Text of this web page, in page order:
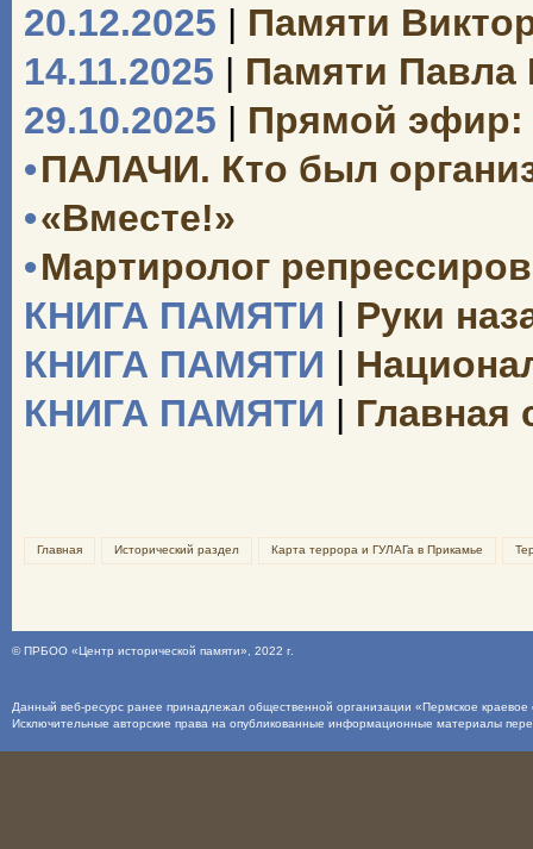
20.12.2025 | Памяти
14.11.2025 | Памяти Павла
29.10.2025 | Прямой эфир:
•ПАЛАЧИ. Кто был
•«Вместе!»
•Мартиролог
КНИГА ПАМЯТИ | Руки
КНИГА ПАМЯТИ |
КНИГА ПАМЯТИ | Главная
Главная Исторический раздел Карта террора и ГУЛАГа в Прикамье
©ПРБОО «Центр исторической памяти» , 2022 г.
Данный веб-ресурс ранее принадлежал общественной организации «Пермское
Исключительные авторские права на опубликованные информационные материалы